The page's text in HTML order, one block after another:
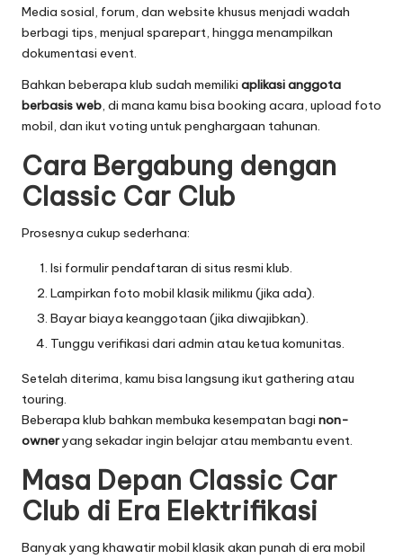
Media sosial, forum, dan website khusus menjadi wadah
berbagi tips, menjual sparepart, hingga menampilkan
dokumentasi event.
Bahkan beberapa klub sudah memiliki aplikasi anggota
berbasis web, di mana kamu bisa booking acara, upload foto
mobil, dan ikut voting untuk penghargaan tahunan.
Cara Bergabung dengan
Classic Car Club
Prosesnya cukup sederhana:
Isi formulir pendaftaran di situs resmi klub.
Lampirkan foto mobil klasik milikmu (jika ada).
Bayar biaya keanggotaan (jika diwajibkan).
Tunggu verifikasi dari admin atau ketua komunitas.
Setelah diterima, kamu bisa langsung ikut gathering atau
touring.
Beberapa klub bahkan membuka kesempatan bagi non-
owneryang sekadar ingin belajar atau membantu event.
Masa Depan Classic Car
Club di Era Elektrifikasi
Banyak yang khawatir mobil klasik akan punah di era mobil